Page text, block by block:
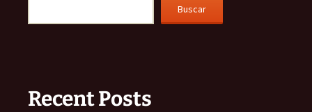
Buscar
Recent Posts